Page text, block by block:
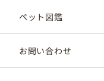
ペット図鑑
お問い合わせ